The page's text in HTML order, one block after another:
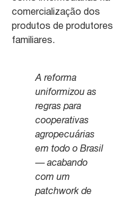
comercialização dos
produtos de produtores
familiares.
A reforma
uniformizou as
regras para
cooperativas
agropecuárias
em todo o Brasil
— acabando
com um
patchwork de